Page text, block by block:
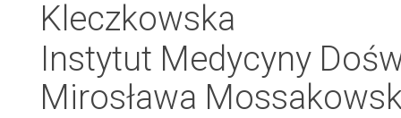
Kleczkowska
Instytut Medycyny
Mirosława